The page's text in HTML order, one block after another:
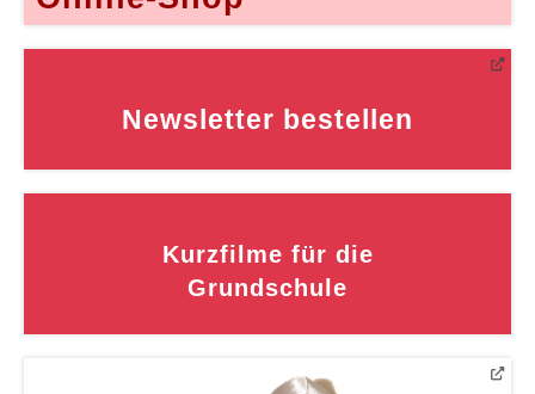
Newsletter bestellen
Kurzfilme für die
Grundschule